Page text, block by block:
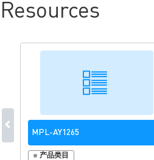
Resources
MPL-AY1265
产品类目